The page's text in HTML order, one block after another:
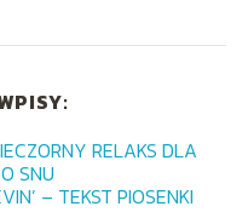
RELAKS DLA
SNU
– TEKST PIOSENKI